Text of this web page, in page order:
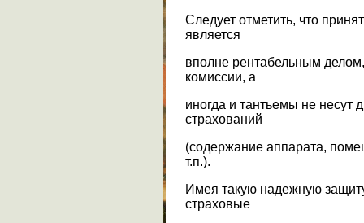
Следует отметить, что
является
вполне рентабельным
комиссии, а
иногда и тантьемы не несут
страхований
(содержание аппарата,
т.п.).
Имея такую надежную
страховые